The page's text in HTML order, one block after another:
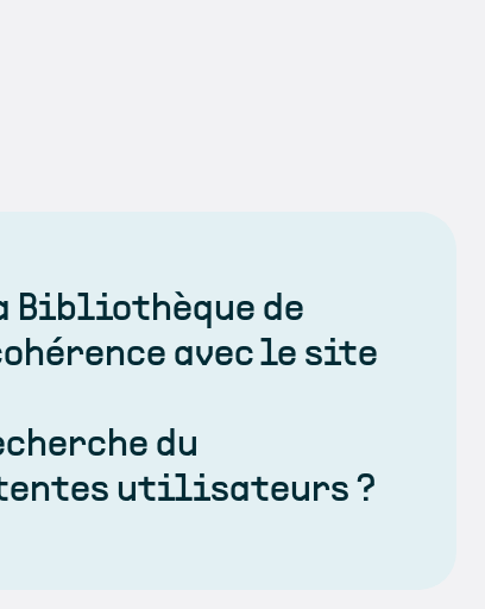
Bibliothèque de
avec le site
du
utilisateurs ?